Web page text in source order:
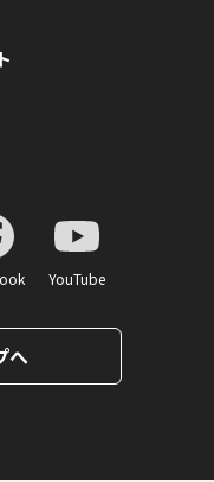
YouTube
へ